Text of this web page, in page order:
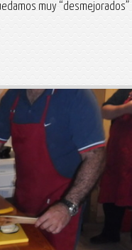
muy “desmejorados”